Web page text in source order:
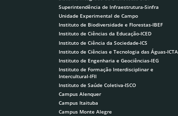
Superintendência de Infraestrutura-Sinfra
Unidade Experimental de Campo
Instituto de Biodiversidade e Florestas-IBEF
Instituto de Ciências da Educação-ICED
Instituto de Ciência da Sociedade-ICS
Instituto de Ciências e Tecnologia das Águas-ICTA
Instituto de Engenharia e Geociências-IEG
Instituto de Formação Interdisciplinar e
Intercultural-IFII
Instituto de Saúde Coletiva-ISCO
Campus Alenquer
Campus Itaituba
Campus Monte Alegre